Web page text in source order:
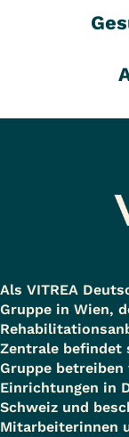
Als VITREA
Gruppe in Wien,
Zentrale befindet
Gruppe
Einrichtungen in
Schweiz und
Mitarbeiterinnen